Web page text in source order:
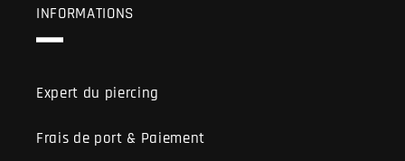
INFORMATIONS
Expert du piercing
Frais de port & Paiement